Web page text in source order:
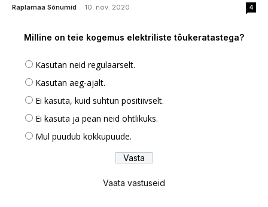
Raplamaa Sõnumid - 10. nov. 2020 4
Milline on teie kogemus elektriliste tõukeratastega?
Kasutan neid regulaarselt.
Kasutan aeg-ajalt.
Ei kasuta, kuid suhtun positiivselt.
Ei kasuta ja pean neid ohtlikuks.
Mul puudub kokkupuude.
Vaata vastuseid